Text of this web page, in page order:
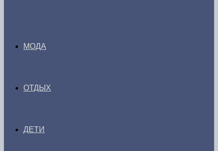
МОДА
ОТДЫХ
ДЕТИ